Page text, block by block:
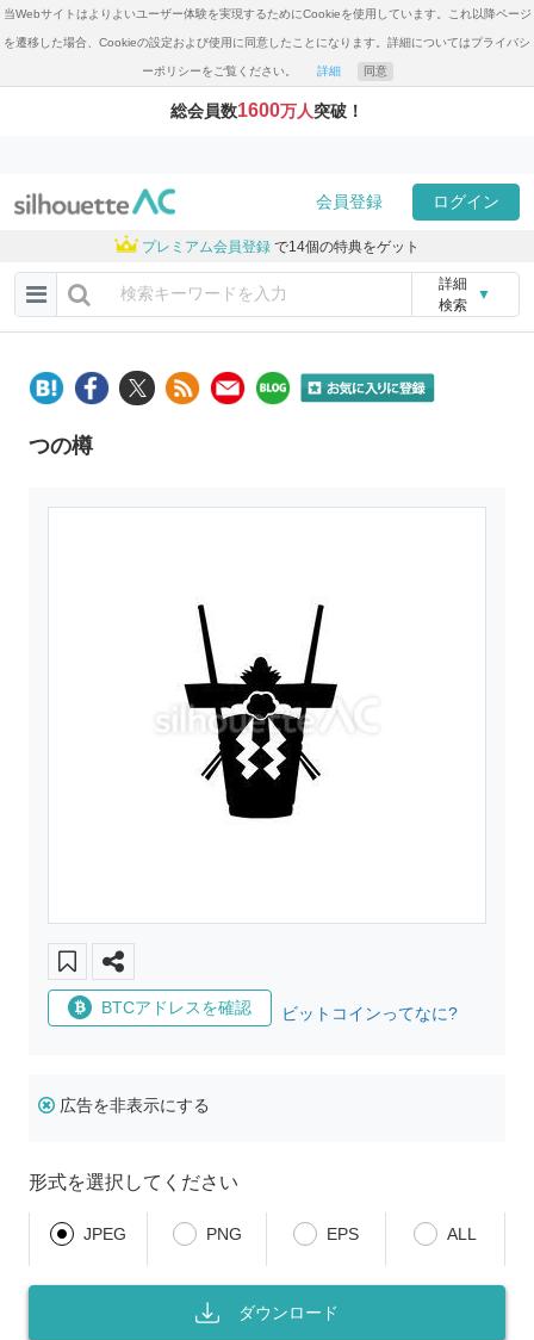
当Webサイトはよりよいユーザー体験を実現するためにCookieを使用しています。これ以降ページ
を遷移した場合、Cookieの設定および使用に同意したことになります。詳細についてはプライバシ
ーポリシーをご覧ください。 詳細 同意
総会員数1600万人突破！
会員登録 ログイン
プレミアム会員登録 で14個の特典をゲット
詳細
検索
▼
つの樽
BTCアドレスを確認 ビットコインってなに?
広告を非表示にする
形式を選択してください
JPEG PNG EPS ALL
ダウンロード